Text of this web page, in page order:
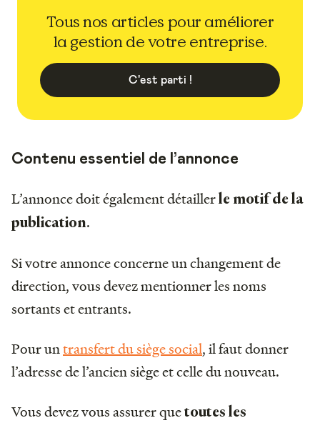
Tous nos articles pour améliorer
la gestion de votre entreprise.
C'est parti !
Contenu essentiel de l’annonce
L’annonce doit également détaillerle motif de la
publication.
Si votre annonce concerne un changement de
direction, vous devez mentionner les noms
sortants et entrants.
Pour untransfert du siège social, il faut donner
l’adresse de l’ancien siège et celle du nouveau.
Vous devez vous assurer quetoutes les